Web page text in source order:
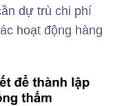
dự trù chi phí
hoạt động hàng